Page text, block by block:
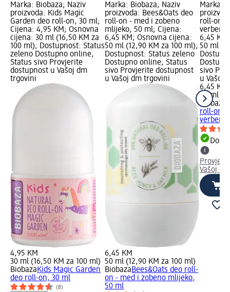
Marka: Biobaza; Naziv
proizvoda: Kids Magic
Garden deo roll-on, 30 ml;
Cijena: 4,95 KM; Osnovna
cijena: 30 ml (16,50 KM za
100 ml); Dostupnost: Status
zeleno Dostupno online,
Status sivo Provjerite
dostupnost u Vašoj dm
trgovini
4,95 KM
30 ml (16,50 KM za 100 ml)
BiobazaKids Magic Garden
deo roll-on, 30 ml
(8)
Marka: Biobaza; Naziv
proizvoda: Bees&Oats deo
roll-on - med i zobeno
mlijeko, 50 ml; Cijena:
6,45 KM; Osnovna cijena:
50 ml (12,90 KM za 100 ml);
Dostupnost: Status zeleno
Dostupno online, Status
sivo Provjerite dostupnost
u Vašoj dm trgovini
6,45 KM
50 ml (12,90 KM za 100 ml)
BiobazaBees&Oats deo roll-
on - med i zobeno mlijeko,
50 ml
Marka:
roll-on
6,45
50 ml
sivo
u Vašoj
6,45 KM
50 ml
Biobaza
roll-on
Vašoj